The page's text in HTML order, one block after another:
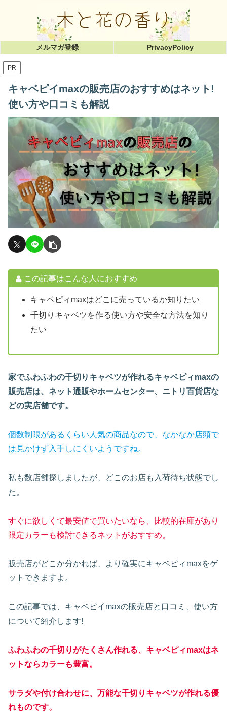
メルマガ登録 PrivacyPolicy
PR
キャベピイmaxの販売店のおすすめはネット!
使い方や口コミも解説
この記事はこんな人におすすめ
キャベピィmaxはどこに売っているか知りたい
千切りキャベツを作る使い方や安全な方法を知り
たい
家でふわふわの千切りキャベツが作れるキャベピィmaxの
販売店は、ネット通販やホームセンター、ニトリ百貨店な
どの実店舗です。
個数制限があるくらい人気の商品なので、なかなか店頭で
は見かけず入手しにくいようですね。
私も数店舗探しましたが、どこのお店も入荷待ち状態でし
た。
すぐに欲しくて最安値で買いたいなら、比較的在庫があり
限定カラーも検討できるネットがおすすめ。
販売店がどこか分かれば、より確実にキャベピィmaxをゲ
ットできますよ。
この記事では、キャベピイmaxの販売店と口コミ、使い方
について紹介します!
ふわふわの千切りがたくさん作れる、キャベピィmaxはネ
ットならカラーも豊富。
サラダや付け合わせに、万能な千切りキャベツが作れる優
れものです。